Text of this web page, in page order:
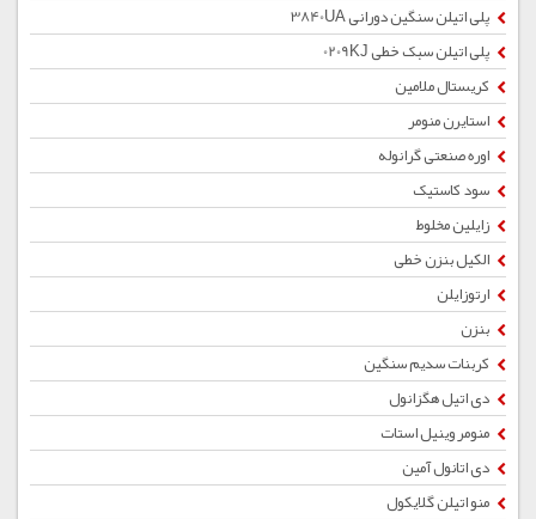
پلی اتیلن سنگین دورانی 3840UA
پلی اتیلن سبک خطی 0209KJ
کریستال ملامین
استایرن منومر
اوره صنعتی گرانوله
سود کاستیک
زایلین مخلوط
الکیل بنزن خطی
ارتوزایلن
بنزن
کربنات سدیم سنگین
دی اتیل هگزانول
منومر وینیل استات
دی اتانول آمین
منو اتیلن گلایکول